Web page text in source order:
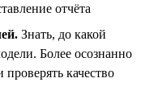
отчёта
Знать, до какой
Более осознанно
проверять качество